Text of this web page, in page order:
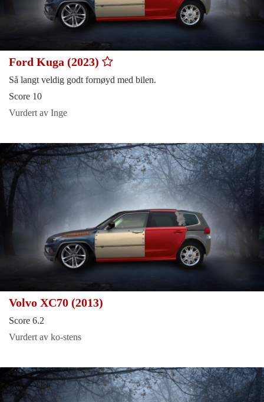
Ford Kuga (2023)
Så langt veldig godt fornøyd med bilen.
Score 10
Vurdert av Inge
Volvo XC70 (2013)
Score 6.2
Vurdert av ko-stens